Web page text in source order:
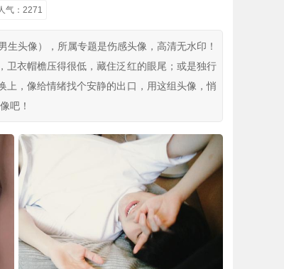
气： 2271
头像），所属专题是伤感头像，高清无水印！
卫衣帽檐压得很低，藏住泛红的眼尾；或是独行
，像给情绪找个安静的出口，用这组头像，悄
吧！